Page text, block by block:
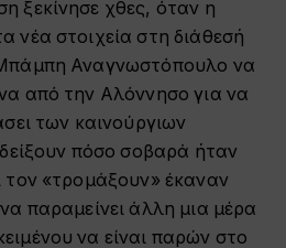
ξεκίνησε χθες, όταν η
νέα στοιχεία στη διάθεσή
Αναγνωστόπουλο να
από την Αλόννησο για να
των καινούργιων
πόσο σοβαρά ήταν
τον «τρομάξουν» έκαναν
παραμείνει άλλη μια μέρα
να είναι παρών στο